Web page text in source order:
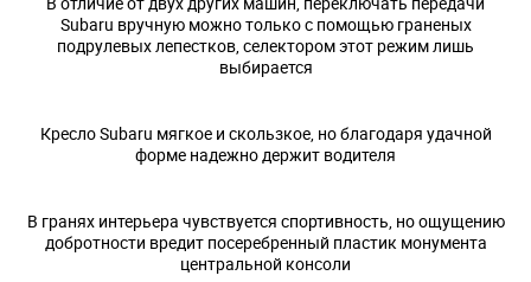
Subaru вручную можно только с помощью граненых
подрулевых лепестков, селектором этот режим лишь
выбирается
Кресло Subaru мягкое и скользкое, но благодаря удачной
форме надежно держит водителя
В гранях интерьера чувствуется спортивность, но ощущению
добротности вредит посеребренный пластик монумента
центральной консоли